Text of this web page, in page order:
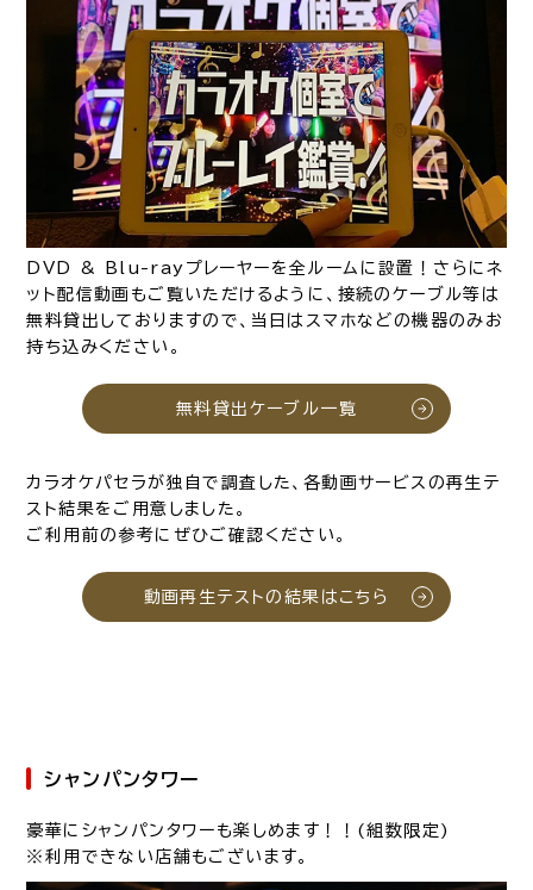
DVD & Blu-rayプレーヤーを全ルームに設置！さらにネ
ット配信動画もご覧いただけるように、接続のケーブル等は
無料貸出しておりますので、当日はスマホなどの機器のみお
持ち込みください。
無料貸出ケーブル一覧
カラオケパセラが独自で調査した、各動画サービスの再生テ
スト結果をご用意しました。
ご利用前の参考にぜひご確認ください。
動画再生テストの結果はこちら
シャンパンタワー
豪華にシャンパンタワーも楽しめます！！(組数限定)
※利用できない店舗もございます。